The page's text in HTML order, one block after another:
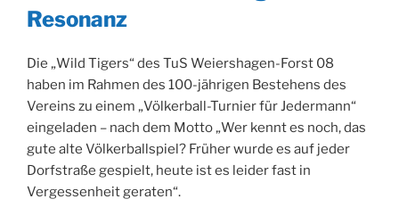
Resonanz
Die „Wild Tigers“ des TuS Weiershagen-Forst 08
haben im Rahmen des 100-jährigen Bestehens des
Vereins zu einem „Völkerball-Turnier für Jedermann“
eingeladen – nach dem Motto „Wer kennt es noch, das
gute alte Völkerballspiel? Früher wurde es auf jeder
Dorfstraße gespielt, heute ist es leider fast in
Vergessenheit geraten“.